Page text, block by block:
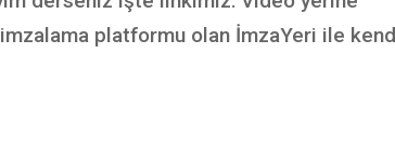
platformu olan İmzaYeri ile